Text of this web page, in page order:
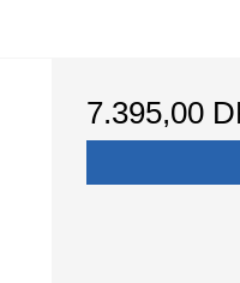
7.395,00